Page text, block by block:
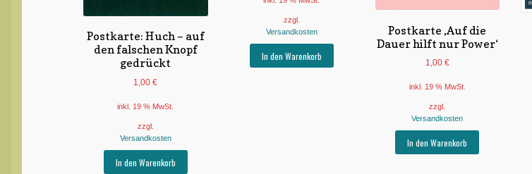
Postkarte: Huch – auf
den falschen Knopf
gedrückt
1,00€
inkl. 19 % MwSt.
zzgl.
Versandkosten
In den Warenkorb
zzgl.
Versandkosten
In den Warenkorb
Postkarte ‚Auf die
Dauer hilft nur Power‘
1,00 €
inkl. 19 % MwSt.
zzgl.
Versandkosten
In den Warenkorb